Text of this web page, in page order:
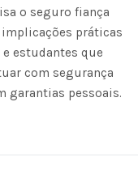
o seguro fiança
práticas
estudantes que
com segurança
garantias pessoais.